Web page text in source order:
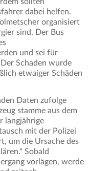
dabei helfen.
organisiert
sind. Der Bus
und sei für
Schaden wurde
etwaiger Schäden
Daten zufolge
stamme aus dem
langjährige
mit der Polizei
um die Ursache des
Sobald
vorlägen, werde